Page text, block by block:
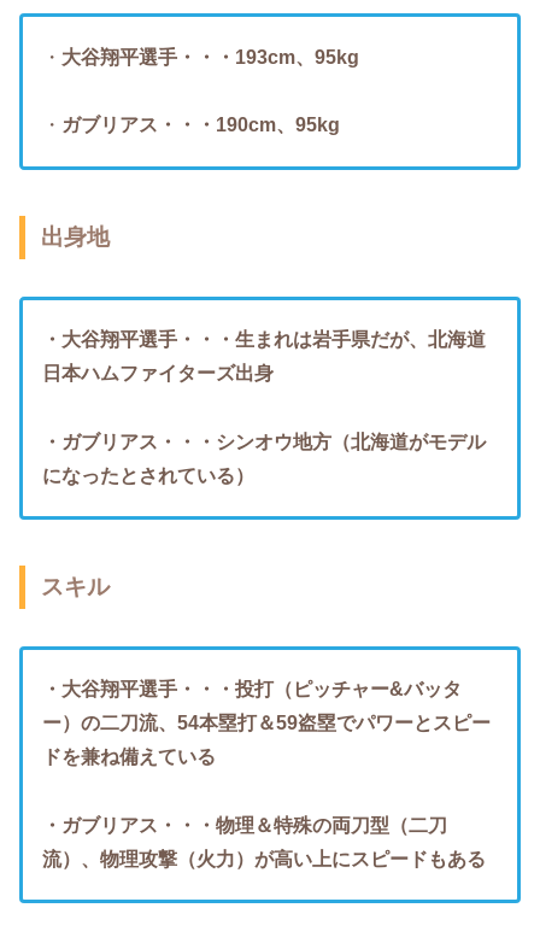
・ 大谷翔平選手・・・193cm、95kg
・ ガブリアス・・・190cm、95kg
出身地
・大谷翔平選手・・・生まれは岩手県だが、北海道
日本ハムファイターズ出身
・ガブリアス・・・シンオウ地方（北海道がモデル
になったとされている）
スキル
・大谷翔平選手・・・投打（ピッチャー&バッタ
ー）の二刀流、54本塁打＆59盗塁でパワーとスピー
ドを兼ね備えている
・ガブリアス・・・物理＆特殊の両刀型（二刀
流）、物理攻撃（火力）が高い上にスピードもある